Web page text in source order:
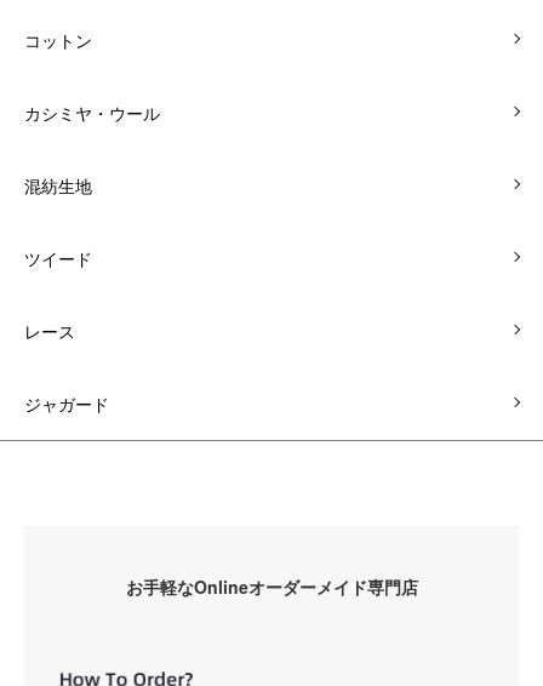
コットン
カシミヤ・ウール
混紡生地
ツイード
レース
ジャガード
お手軽なOnlineオーダーメイド専門店